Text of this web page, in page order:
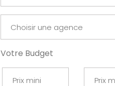
Votre Budget